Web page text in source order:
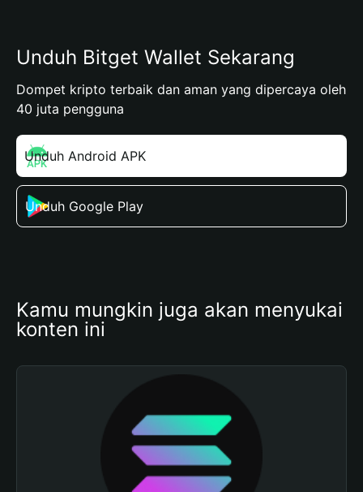
Unduh Bitget Wallet Sekarang
Dompet kripto terbaik dan aman yang dipercaya oleh
40 juta pengguna
Unduh Android APK
Unduh Google Play
Kamu mungkin juga akan menyukai
konten ini